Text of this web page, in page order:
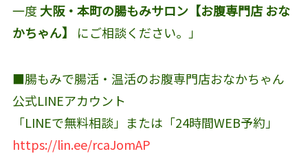
一度 大阪・本町の腸もみサロン【お腹専門店 おな
かちゃん】
にご相談ください。」
■腸もみで腸活・温活のお腹専門店おなかちゃん
公式LINEアカウント‬
「LINEで無料相談」または「24時間WEB予約」
https://lin.ee/rcaJomAP